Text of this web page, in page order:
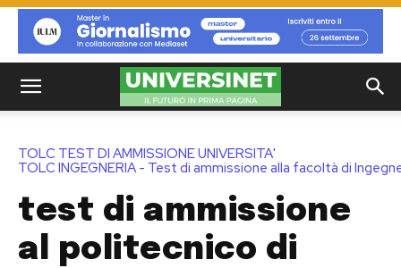
TOLC TEST DI AMMISSIONE UNIVERSITA'
TOLC INGEGNERIA - Test di ammissione alla facoltà di
test di ammissione
al politecnico di